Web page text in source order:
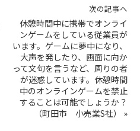
次の記事へ
休憩時間中に携帯でオンライ
ンゲームをしている従業員が
います。ゲームに夢中になり、
大声を発したり、画面に向か
って文句を言うなど、周りの者
が迷惑しています。休憩時間
中のオンラインゲームを禁止
することは可能でしょうか？
（町田市 小売業S社）
»